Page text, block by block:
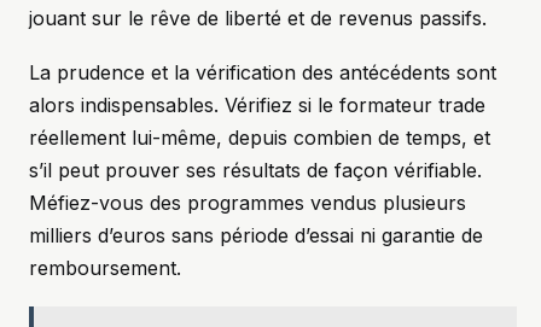
jouant sur le rêve de liberté et de revenus passifs.
La prudence et la vérification des antécédents sont
alors indispensables. Vérifiez si le formateur trade
réellement lui-même, depuis combien de temps, et
s’il peut prouver ses résultats de façon vérifiable.
Méfiez-vous des programmes vendus plusieurs
milliers d’euros sans période d’essai ni garantie de
remboursement.